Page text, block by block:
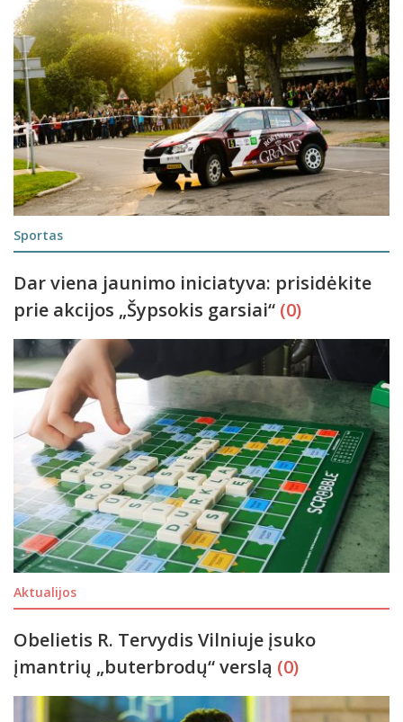
Sportas
Dar viena jaunimo iniciatyva: prisidėkite
prie akcijos „Šypsokis garsiai“ (0)
Aktualijos
Obelietis R. Tervydis Vilniuje įsuko
įmantrių „buterbrodų“ verslą (0)